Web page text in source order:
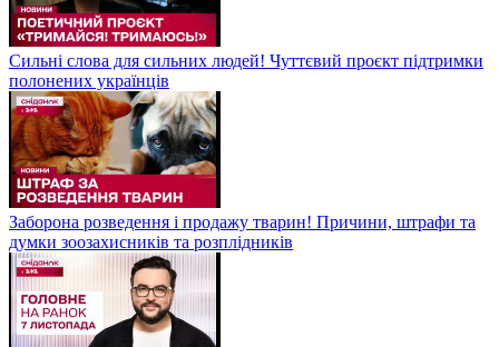
Сильні слова для сильних людей! Чуттєвий проєкт підтримки
полонених українців
Заборона розведення і продажу тварин! Причини, штрафи та
думки зоозахисників та розплідників